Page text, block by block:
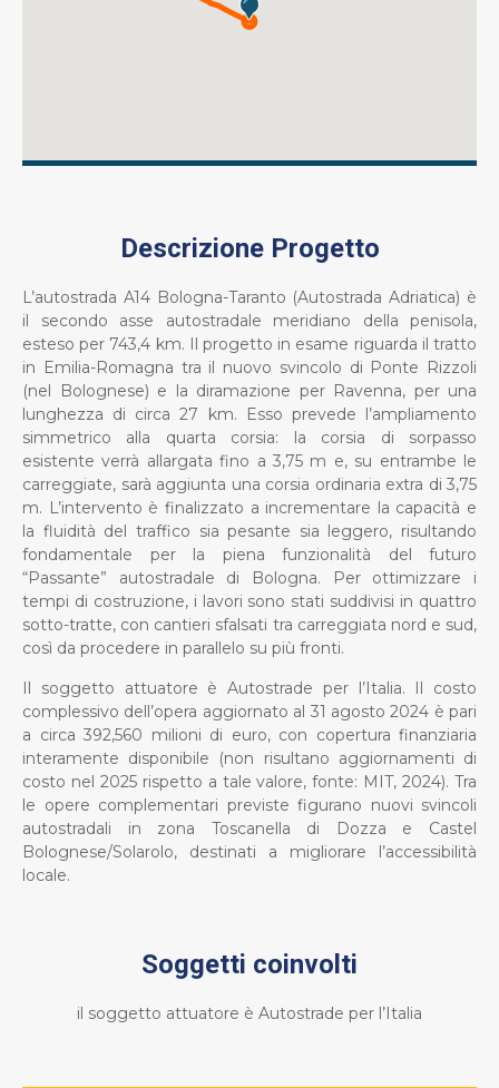
Descrizione Progetto
L’autostrada A14 Bologna-Taranto (Autostrada Adriatica) è
il secondo asse autostradale meridiano della penisola,
esteso per 743,4 km. Il progetto in esame riguarda il tratto
in Emilia-Romagna tra il nuovo svincolo di Ponte Rizzoli
(nel Bolognese) e la diramazione per Ravenna, per una
lunghezza di circa 27 km. Esso prevede l’ampliamento
simmetrico alla quarta corsia: la corsia di sorpasso
esistente verrà allargata fino a 3,75 m e, su entrambe le
carreggiate, sarà aggiunta una corsia ordinaria extra di 3,75
m. L’intervento è finalizzato a incrementare la capacità e
la fluidità del traffico sia pesante sia leggero, risultando
fondamentale per la piena funzionalità del futuro
“Passante” autostradale di Bologna. Per ottimizzare i
tempi di costruzione, i lavori sono stati suddivisi in quattro
sotto-tratte, con cantieri sfalsati tra carreggiata nord e sud,
così da procedere in parallelo su più fronti.
Il soggetto attuatore è Autostrade per l’Italia. Il costo
complessivo dell’opera aggiornato al 31 agosto 2024 è pari
a circa 392,560 milioni di euro, con copertura finanziaria
interamente disponibile (non risultano aggiornamenti di
costo nel 2025 rispetto a tale valore, fonte: MIT, 2024). Tra
le opere complementari previste figurano nuovi svincoli
autostradali in zona Toscanella di Dozza e Castel
Bolognese/Solarolo, destinati a migliorare l’accessibilità
locale.
Soggetti coinvolti
il soggetto attuatore è Autostrade per l’Italia